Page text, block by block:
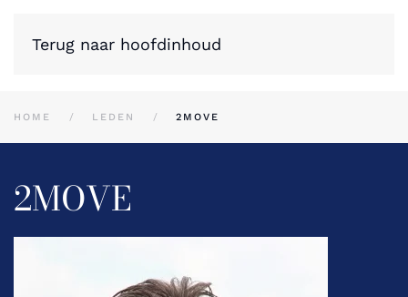
Terug naar hoofdinhoud
HOME LEDEN 2MOVE
2MOVE